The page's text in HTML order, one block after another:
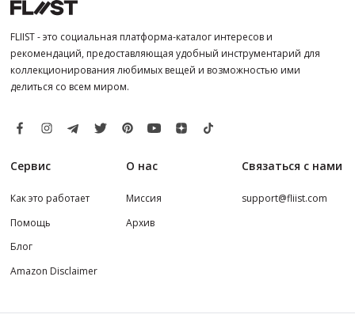
FLIIST - это социальная платформа-каталог интересов и
рекомендаций, предоставляющая удобный инструментарий для
коллекционирования любимых вещей и возможностью ими
делиться со всем миром.
Сервис
Как это работает
Помощь
Блог
Amazon Disclaimer
О нас
Миссия
Архив
Связаться с нами
support@fliist.com